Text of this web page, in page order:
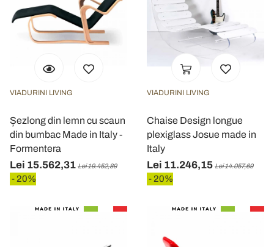
VIADURINI LIVING
Șezlong din lemn cu scaun
din bumbac Made in Italy -
Formentera
Lei 15.562,31 Lei 19.452,89
- 20%
VIADURINI LIVING
Chaise Design longue
plexiglass Josue made in
Italy
Lei 11.246,15 Lei 14.057,69
- 20%